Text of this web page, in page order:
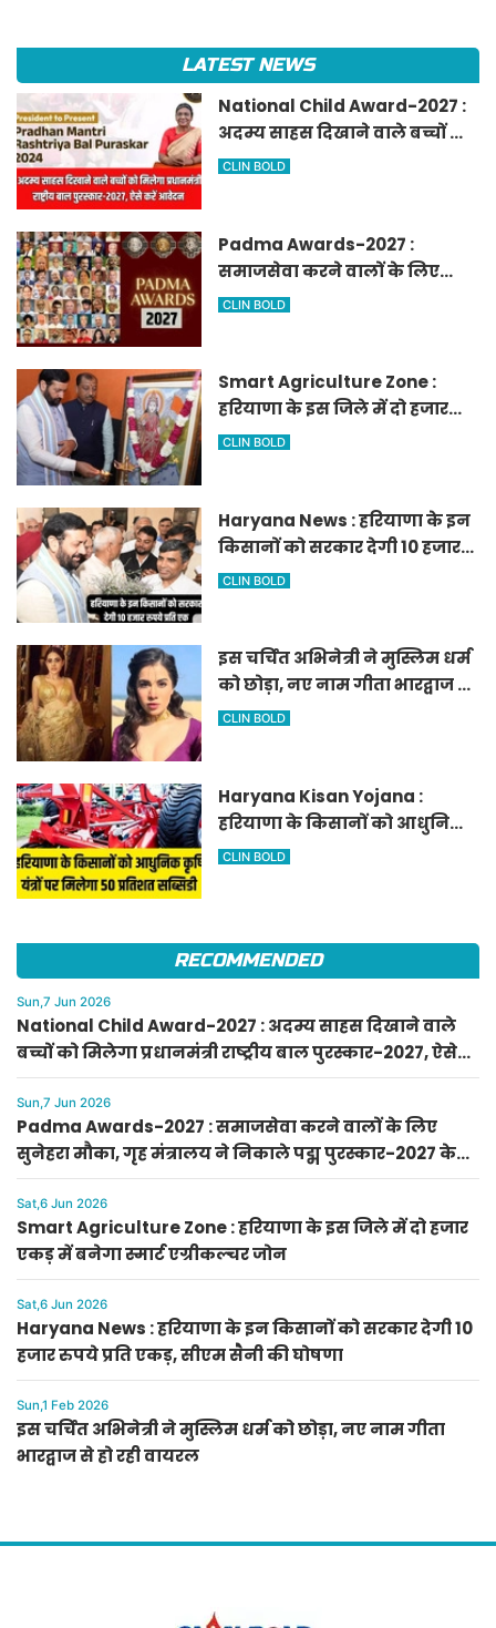
LATEST NEWS
National Child Award-2027 :
अदम्य साहस दिखाने वाले बच्चों को
मिलेगा प्रधानमंत्री राष्ट्रीय बाल
CLIN BOLD
Padma Awards-2027 :
समाजसेवा करने वालों के लिए
सुनेहरा मौका, गृह मंत्रालय ने
CLIN BOLD
Smart Agriculture Zone :
हरियाणा के इस जिले में दो हजार
एकड़ में बनेगा स्मार्ट एग्रीकल्चर
CLIN BOLD
Haryana News : हरियाणा के इन
किसानों को सरकार देगी 10 हजार
रुपये प्रति एकड़, सीएम सैनी की
CLIN BOLD
इस चर्चित अभिनेत्री ने मुस्लिम धर्म
को छोड़ा, नए नाम गीता भारद्वाज से
हो रही वायरल
CLIN BOLD
Haryana Kisan Yojana :
हरियाणा के किसानों को आधुनिक
कृषि यंत्रों पर मिलेगा 50 प्रतिशत
CLIN BOLD
RECOMMENDED
Sun,7 Jun 2026
National Child Award-2027 : अदम्य साहस दिखाने वाले
बच्चों को मिलेगा प्रधानमंत्री राष्ट्रीय बाल पुरस्कार-2027, ऐसे
करें आवेदन
Sun,7 Jun 2026
Padma Awards-2027 : समाजसेवा करने वालों के लिए
सुनेहरा मौका, गृह मंत्रालय ने निकाले पद्म पुरस्कार-2027 के
लिए आवेदन
Sat,6 Jun 2026
Smart Agriculture Zone : हरियाणा के इस जिले में दो हजार
एकड़ में बनेगा स्मार्ट एग्रीकल्चर जोन
Sat,6 Jun 2026
Haryana News : हरियाणा के इन किसानों को सरकार देगी 10
हजार रुपये प्रति एकड़, सीएम सैनी की घोषणा
Sun,1 Feb 2026
इस चर्चित अभिनेत्री ने मुस्लिम धर्म को छोड़ा, नए नाम गीता
भारद्वाज से हो रही वायरल